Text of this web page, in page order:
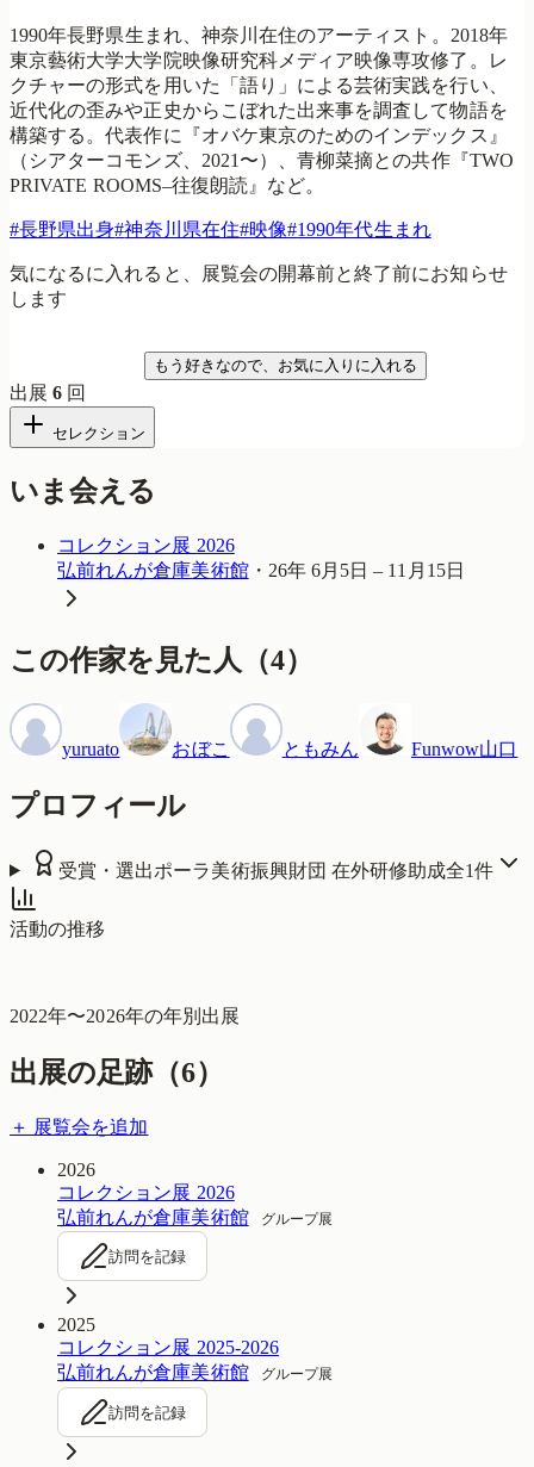
1990年長野県生まれ、神奈川在住のアーティスト。2018年
東京藝術大学大学院映像研究科メディア映像専攻修了。レ
クチャーの形式を用いた「語り」による芸術実践を行い、
近代化の歪みや正史からこぼれた出来事を調査して物語を
構築する。代表作に『オバケ東京のためのインデックス』
（シアターコモンズ、2021〜）、青柳菜摘との共作『TWO
PRIVATE ROOMS–往復朗読』など。
#長野県出身#神奈川県在住#映像#1990年代生まれ
気になるに入れると、展覧会の開幕前と終了前にお知らせ
します
もう好きなので、お気に入りに入れる
出展6 回
セレクション
いま会える
コレクション展 2026
弘前れんが倉庫美術館・ 26年 6月5日 – 11月15日
この作家を見た人 （4）
yuruato おぼこ ともみん Funwow山口
プロフィール
受賞・選出ポーラ美術振興財団 在外研修助成全1件
活動の推移
2022年〜2026年の年別出展
出展の足跡（6）
＋ 展覧会を追加
2026
コレクション展 2026
弘前れんが倉庫美術館
グループ展
訪問を記録
2025
コレクション展 2025-2026
弘前れんが倉庫美術館
グループ展
訪問を記録